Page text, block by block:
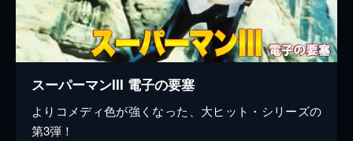
スーパーマンIII 電子の要塞
よりコメディ色が強くなった、大ヒット・シリーズの
第3弾！